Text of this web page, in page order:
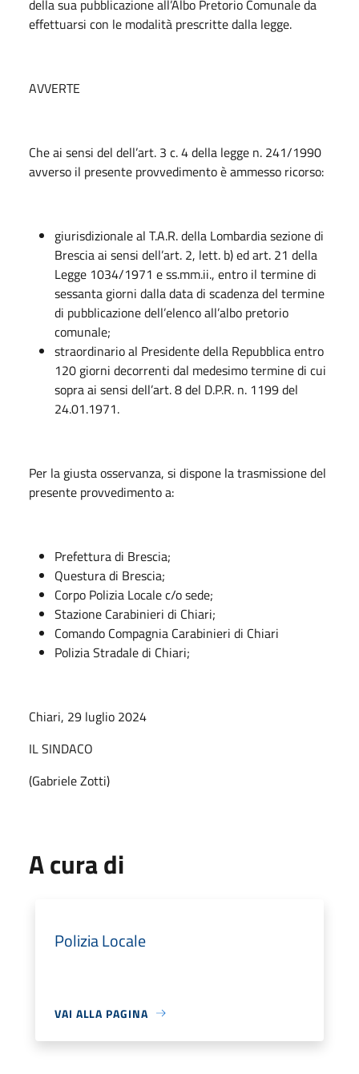
della sua pubblicazione all’Albo Pretorio Comunale da
effettuarsi con le modalità prescritte dalla legge.
AVVERTE
Che ai sensi del dell’art. 3 c. 4 della legge n. 241/1990
avverso il presente provvedimento è ammesso ricorso:
giurisdizionale al T.A.R. della Lombardia sezione di
Brescia ai sensi dell’art. 2, lett. b) ed art. 21 della
Legge 1034/1971 e ss.mm.ii., entro il termine di
sessanta giorni dalla data di scadenza del termine
di pubblicazione dell’elenco all’albo pretorio
comunale;
straordinario al Presidente della Repubblica entro
120 giorni decorrenti dal medesimo termine di cui
sopra ai sensi dell’art. 8 del D.P.R. n. 1199 del
24.01.1971.
Per la giusta osservanza, si dispone la trasmissione del
presente provvedimento a:
Prefettura di Brescia;
Questura di Brescia;
Corpo Polizia Locale c/o sede;
Stazione Carabinieri di Chiari;
Comando Compagnia Carabinieri di Chiari
Polizia Stradale di Chiari;
Chiari, 29 luglio 2024
IL SINDACO
(Gabriele Zotti)
A cura di
Polizia Locale
VAI ALLA PAGINA